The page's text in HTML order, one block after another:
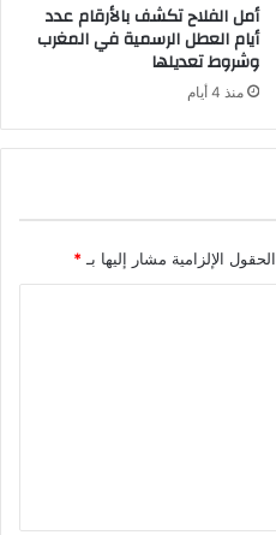
أمل الفلاح تكشف بالأرقام عدد
أيام العطل الرسمية في المغرب
وشروط تعديلها
منذ 4 أيام
الحقول الإلزامية مشار إليها بـ *